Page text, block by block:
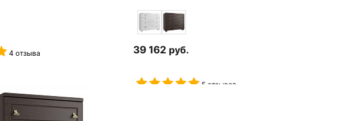
4 отзыва 39 162 руб.
5 отзывов